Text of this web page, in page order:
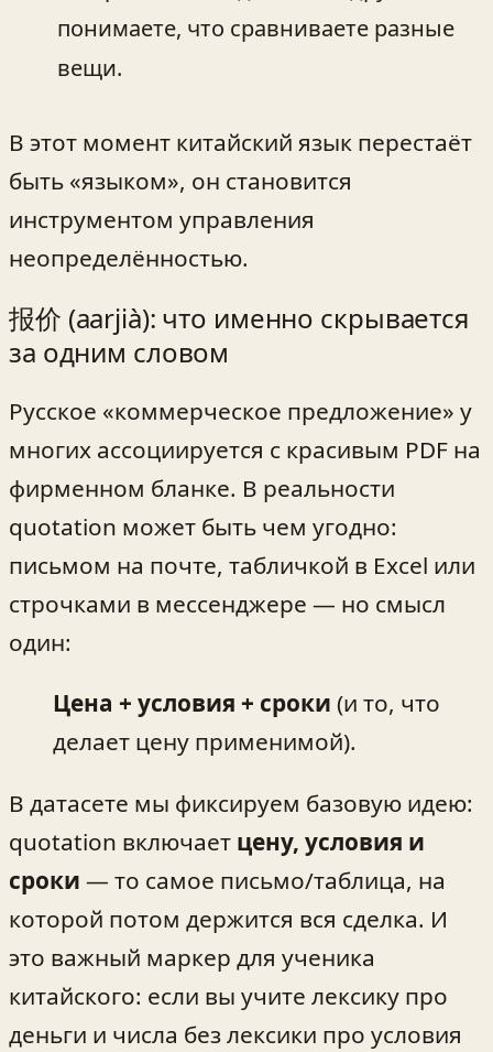
понимаете, что сравниваете разные
вещи.
В этот момент китайский язык перестаёт
быть «языком», он становится
инструментом управления
неопределённостью.
报价 (aarjià): что именно скрывается
за одним словом
Русское «коммерческое предложение» у
многих ассоциируется с красивым PDF на
фирменном бланке. В реальности
quotation может быть чем угодно:
письмом на почте, табличкой в Excel или
строчками в мессенджере — но смысл
один:
Цена + условия + сроки (и то, что
делает цену применимой).
В датасете мы фиксируем базовую идею:
quotation включает цену, условия и
сроки — то самое письмо/таблица, на
которой потом держится вся сделка. И
это важный маркер для ученика
китайского: если вы учите лексику про
деньги и числа без лексики про условия